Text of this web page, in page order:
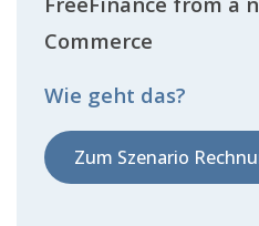
Commerce
Wie geht das?
Zum Szenario